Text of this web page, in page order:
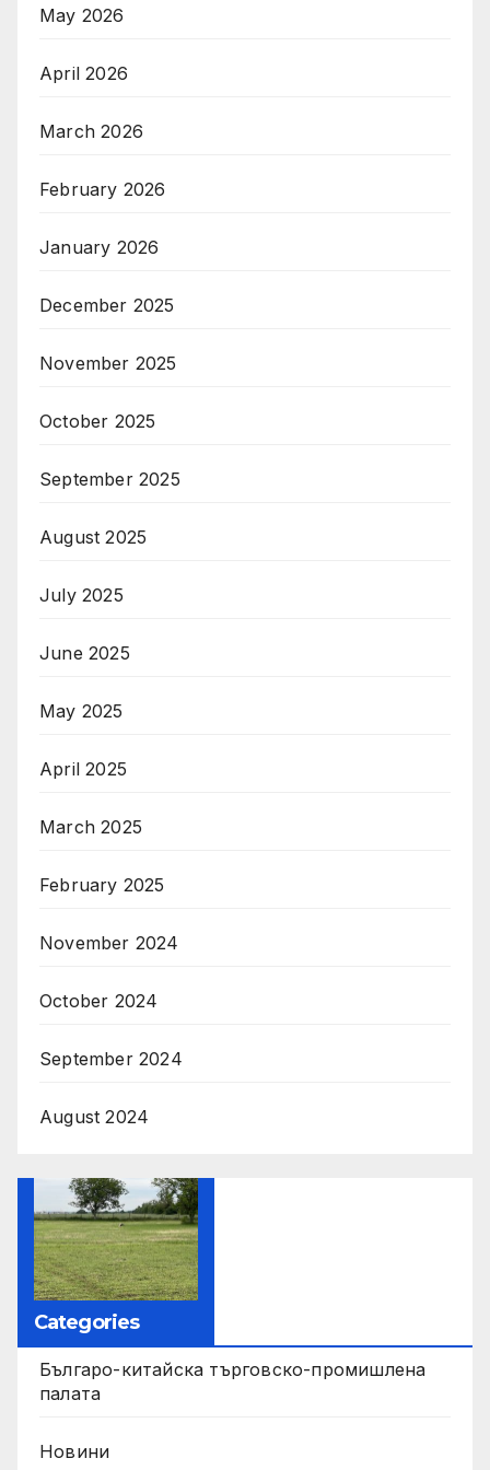
May 2026
April 2026
March 2026
February 2026
January 2026
December 2025
November 2025
October 2025
September 2025
August 2025
July 2025
June 2025
May 2025
April 2025
March 2025
February 2025
November 2024
October 2024
September 2024
August 2024
Categories
Българо-китайска търговско-промишлена
палата
Новини